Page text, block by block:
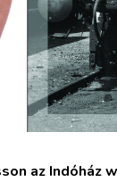
az Indóház